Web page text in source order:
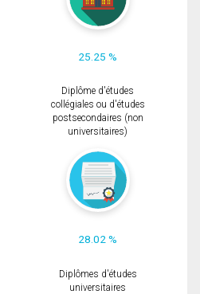
25.25 %
Diplôme d'études
collégiales ou d'études
postsecondaires (non
universitaires)
28.02 %
Diplômes d'études
universitaires